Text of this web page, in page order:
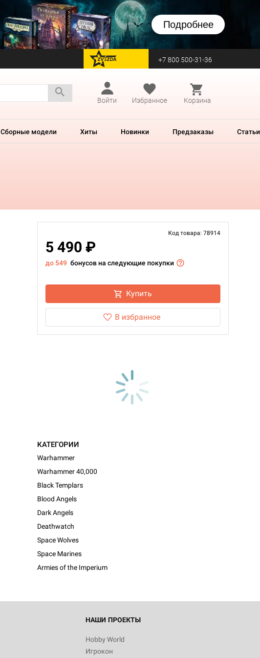
Подробнее
перейти на Zvezda +7 800 500-31-36
Войти
Избранное Корзина
Сборные модели Хиты Новинки Предзаказы Статьи
Код товара: 78914
5 490 ₽
до 549 бонусов на следующие покупки
Купить
В избранное
КАТЕГОРИИ
Warhammer
Warhammer 40,000
Black Templars
Blood Angels
Dark Angels
Deathwatch
Space Wolves
Space Marines
Armies of the Imperium
НАШИ ПРОЕКТЫ
Hobby World
Игрокон